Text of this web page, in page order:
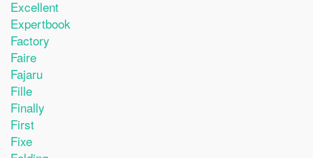
Excellent
Expertbook
Factory
Faire
Fajaru
Fille
Finally
First
Fixe